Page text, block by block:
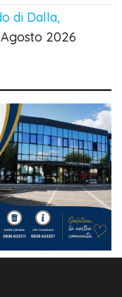
di Dalla,
2026